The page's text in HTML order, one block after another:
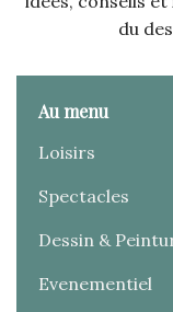
du
Au menu
Loisirs
Spectacles
Dessin &
Evenementiel